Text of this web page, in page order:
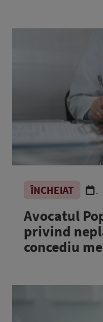
ÎNCHEIAT .
Avocatul
privind
concediu